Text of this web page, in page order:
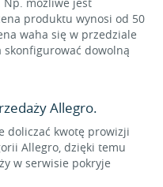
produktu wynosi od 50
waha się w przedziale
skonfigurować dowolną
Allegro.
doliczać kwotę prowizji
Allegro, dzięki temu
w serwisie pokryje